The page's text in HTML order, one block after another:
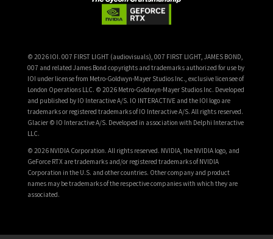
© 2026 IOI. 007 FIRST LIGHT (audiovisuals), 007 FIRST LIGHT, JAMES BOND,
007 and related James Bond copyrights and trademarks authorized for use by
IOI under license from Metro-Goldwyn-Mayer Studios Inc., exclusive licensee of
London Operations LLC. © 2026 Metro-Goldwyn-Mayer Studios Inc. Developed
and published by IO Interactive A/S. IO INTERACTIVE and the IOI logo are
trademarks or registered trademarks of IO Interactive A/S. All rights reserved.
Glacier © IO Interactive A/S. Developed in association with Delphi Interactive
LLC.
© 2026 NVIDIA Corporation. All rights reserved. NVIDIA, the NVIDIA logo, and
GeForce RTX are trademarks and/or registered trademarks of NVIDIA
Corporation in the U.S. and other countries. Other company and product
names may be trademarks of the respective companies with which they are
associated.